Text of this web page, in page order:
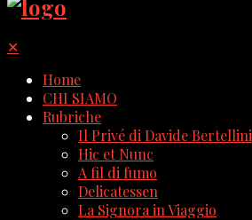
✕
Home
CHI SIAMO
Rubriche
Il Privé di Davide Bertellini
Hic et Nunc
A fil di fumo
Delicatessen
La Signora in Viaggio